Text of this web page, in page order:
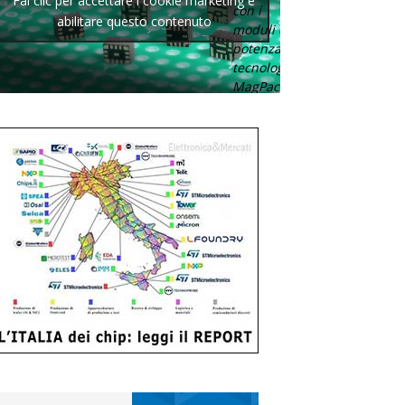
con i
moduli di
potenza con
tecnologia
MagPack.
abilitare questo contenuto